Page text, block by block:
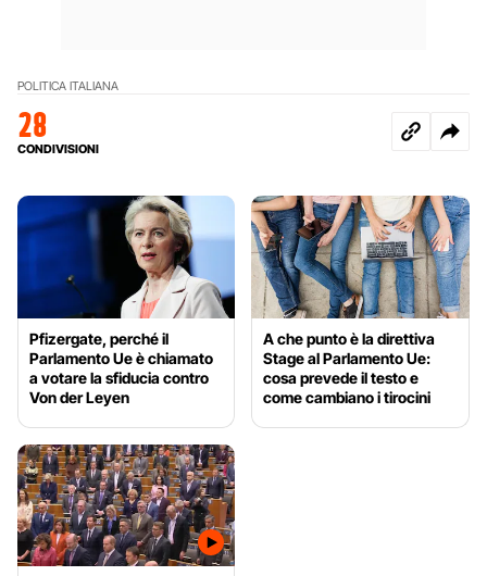
POLITICA ITALIANA
28
CONDIVISIONI
Pfizergate, perché il
Parlamento Ue è chiamato
a votare la sfiducia contro
Von der Leyen
A che punto è la direttiva
Stage al Parlamento Ue:
cosa prevede il testo e
come cambiano i tirocini